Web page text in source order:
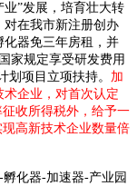
业”发展，培育壮大转
在我市新注册创办
器免三年房租，并
家规定享受研发费用
划项目立项扶持。 加
企业，对首次认定
收所得税外，给予一
高新技术企业数量倍
化器-加速器-产业园